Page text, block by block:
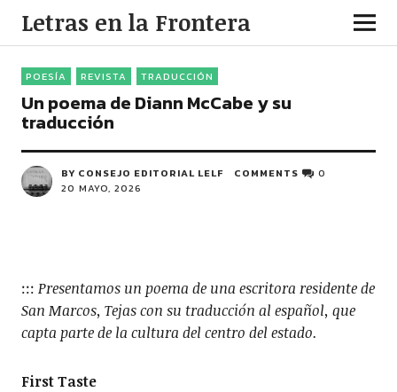
Letras en la Frontera
POESÍA REVISTA TRADUCCIÓN
Un poema de Diann McCabe y su
traducción
BY CONSEJO EDITORIAL LELF
20 MAYO, 2026
COMMENTS 0
::: Presentamos un poema de una escritora residente de
San Marcos, Tejas con su traducción al español, que
capta parte de la cultura del centro del estado.
First Taste